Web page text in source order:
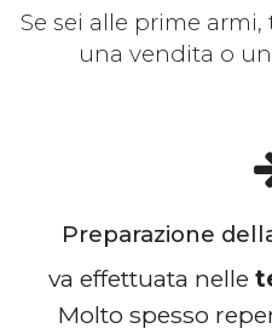
Se sei alle prime
una vendita o un
Preparazione
va effettuata nelle
Molto spesso